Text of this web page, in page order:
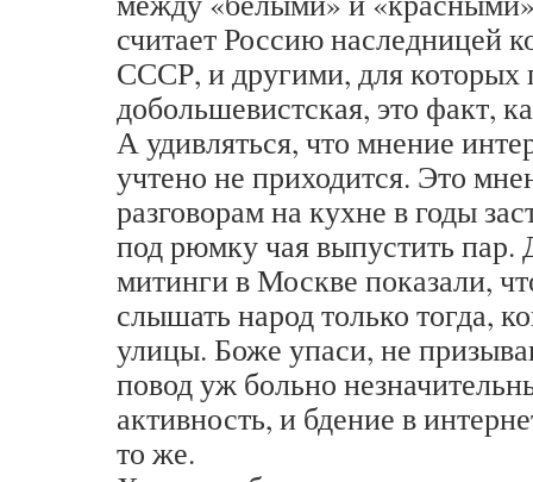
считает Россию наследницей
СССР, и другими, для которых
добольшевистская, это факт,
А удивляться, что мнение
учтено не приходится. Это
разговорам на кухне в годы
под рюмку чая выпустить пар.
митинги в Москве показали,
слышать народ только тогда,
улицы. Боже упаси, не
повод уж больно
активность, и бдение в
то же.